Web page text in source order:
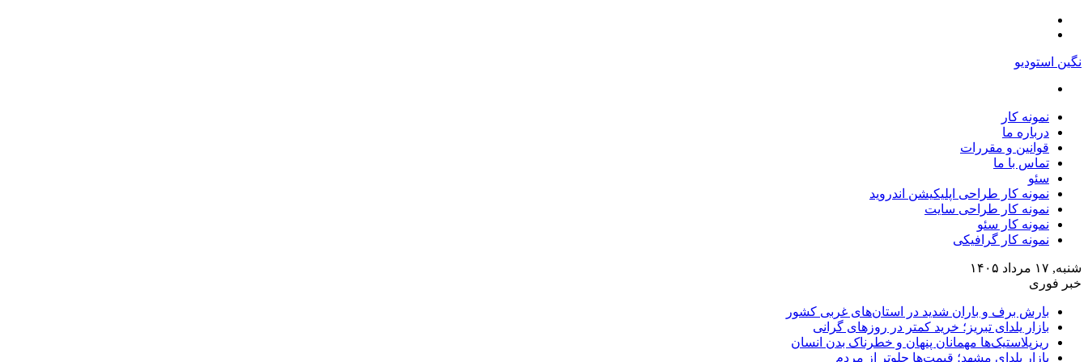
نگین استودیو
نمونه کار
درباره ما
قوانین و مقررات
تماس با ما
سئو
نمونه کار طراحی اپلیکیشن اندروید
نمونه کار طراحی سایت
نمونه کار سئو
نمونه کار گرافیکی
شنبه, ۱۷ مرداد ۱۴۰۵
خبر فوری
بارش برف و باران شدید در استان‌های غربی کشور
بازار یلدای تبریز؛ خرید کمتر در روزهای گرانی
ریزپلاستیک‌ها مهمانان پنهان و خطرناک بدن انسان
بازار یلدای مشهد؛ قیمت‌ها جلوتر از مردم